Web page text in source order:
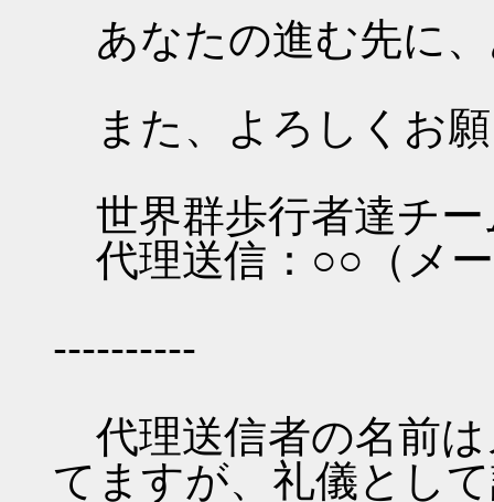
あなたの進む先に
また、よろしくお
世界群歩行者達チ
代理送信：○○（メ
----------
代理送信者の名前
てますが、礼儀とし